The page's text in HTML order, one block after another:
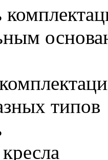
типов